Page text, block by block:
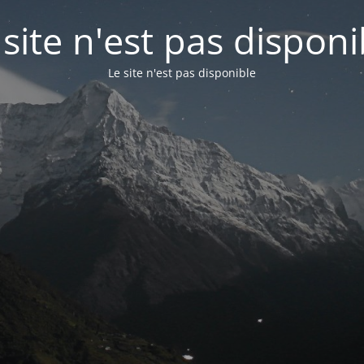
n'est pas
Le site n'est pas disponible